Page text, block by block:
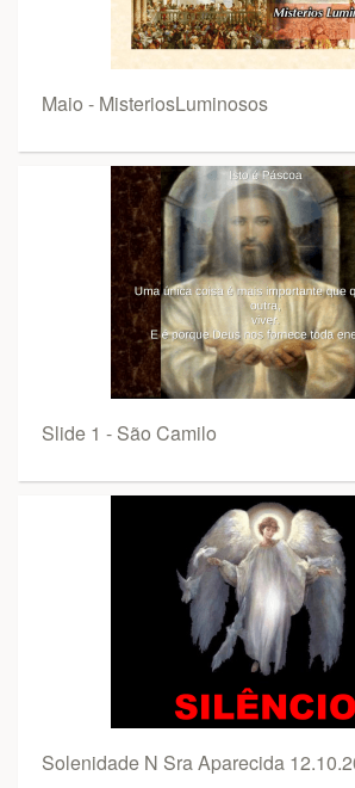
Maio - MisteriosLuminosos
Slide 1 - São Camilo
Solenidade N Sra Aparecida